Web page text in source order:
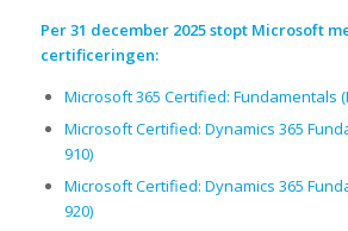
Per 31 december 2025 stopt Microsoft
certificeringen:
Microsoft 365 Certified: Fundamentals
MicrosoftCertified: Dynamics 365
910)
MicrosoftCertified: Dynamics 365
920)